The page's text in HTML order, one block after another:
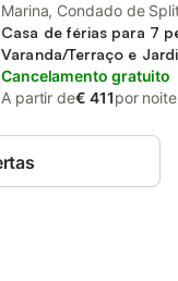
Marina, Condado de
Casa de férias para 7
Varanda/Terraço e
Piscina
Cancelamento gratuito
A partir de€ 411por noite